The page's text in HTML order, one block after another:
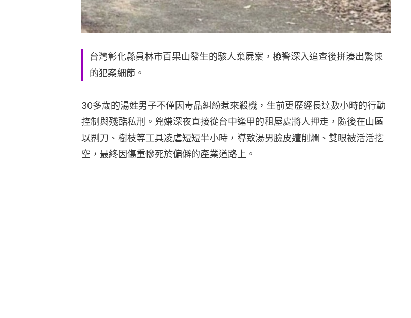
台灣彰化縣員林市百果山發生的駭人棄屍案，檢警深入追查後拼湊出驚悚
的犯案細節。
30多歲的湯姓男子不僅因毒品糾紛惹來殺機，生前更歷經長達數小時的行動
控制與殘酷私刑。兇嫌深夜直接從台中逢甲的租屋處將人押走，隨後在山區
以𠝹刀、樹枝等工具凌虐短短半小時，導致湯男臉皮遭削爛、雙眼被活活挖
空，最終因傷重慘死於偏僻的產業道路上。